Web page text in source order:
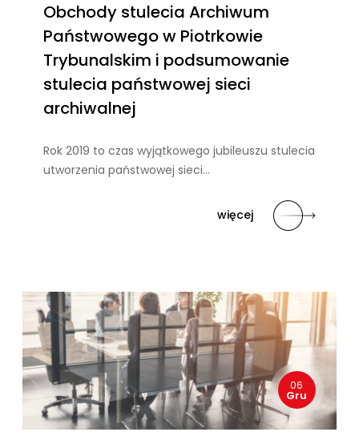
Obchody stulecia Archiwum
Państwowego w Piotrkowie
Trybunalskim i podsumowanie
stulecia państwowej sieci
archiwalnej
Rok 2019 to czas wyjątkowego jubileuszu stulecia
utworzenia państwowej sieci…
więcej
06
Gru